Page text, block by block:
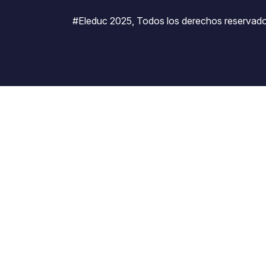
#Eleduc 2025, Todos los derechos